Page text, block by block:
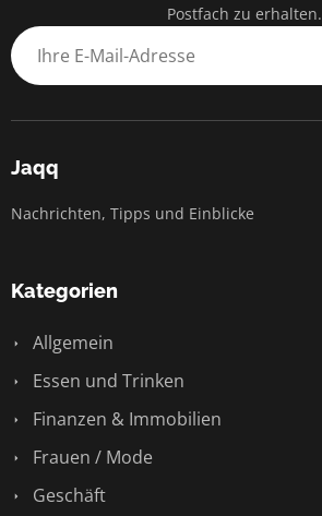
Postfach zu erhalten.
Jaqq
Nachrichten, Tipps und Einblicke
Kategorien
Allgemein
Essen und Trinken
Finanzen & Immobilien
Frauen / Mode
Geschäft